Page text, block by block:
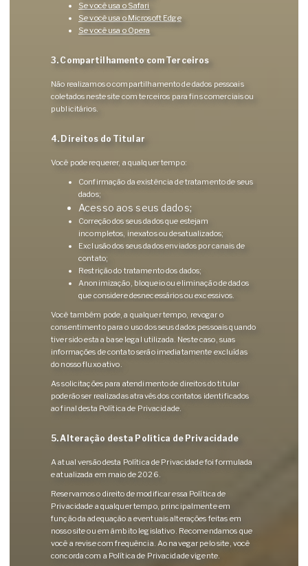
Se você usa o Safari
Se você usa o Microsoft Edge
Se você usa o Opera
3. Compartilhamento com Terceiros
Não realizamos o compartilhamento de dados pessoais
coletados neste site com terceiros para fins comerciais ou
publicitários.
4. Direitos do Titular
Você pode requerer, a qualquer tempo:
Confirmação da existência de tratamento de seus
dados;
Acesso aos seus dados;
Correção dos seus dados que estejam
incompletos, inexatos ou desatualizados;
Exclusão dos seus dados enviados por canais de
contato;
Restrição do tratamento dos dados;
Anonimização, bloqueio ou eliminação de dados
que considere desnecessários ou excessivos.
Você também pode, a qualquer tempo, revogar o
consentimento para o uso dos seus dados pessoais quando
tiver sido esta a base legal utilizada. Neste caso, suas
informações de contato serão imediatamente excluídas
do nosso fluxo ativo.
As solicitações para atendimento de direitos do titular
poderão ser realizadas através dos contatos identificados
ao final desta Política de Privacidade.
5. Alteração desta Política de Privacidade
A atual versão desta Política de Privacidade foi formulada
e atualizada em maio de 2026.
Reservamos o direito de modificar essa Política de
Privacidade a qualquer tempo, principalmente em
função da adequação a eventuais alterações feitas em
nosso site ou em âmbito legislativo. Recomendamos que
você a revise com frequência. Ao navegar pelo site, você
concorda com a Política de Privacidade vigente.